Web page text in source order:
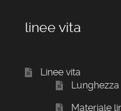
linee vita
Linee vita
Lunghezza
Materiale